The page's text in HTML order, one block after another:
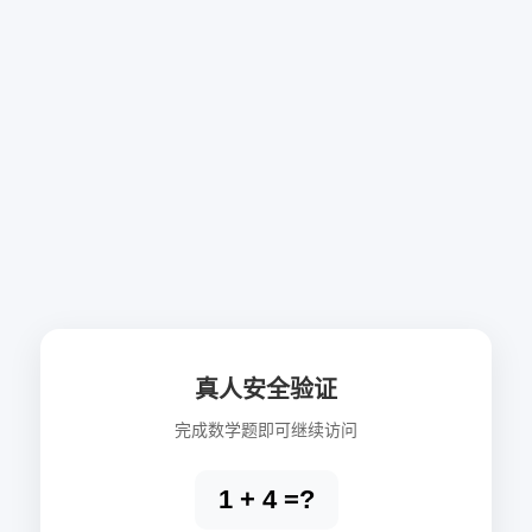
真人安全验证
完成数学题即可继续访问
1 + 4 =?